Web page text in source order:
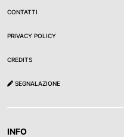
CONTATTI
PRIVACY POLICY
CREDITS
SEGNALAZIONE
INFO